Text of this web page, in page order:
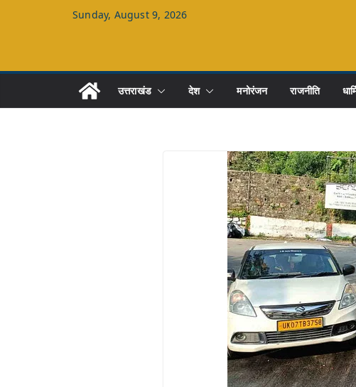
Sunday, August 9, 2026
उत्तराखंड देश मनोरंजन राजनीति